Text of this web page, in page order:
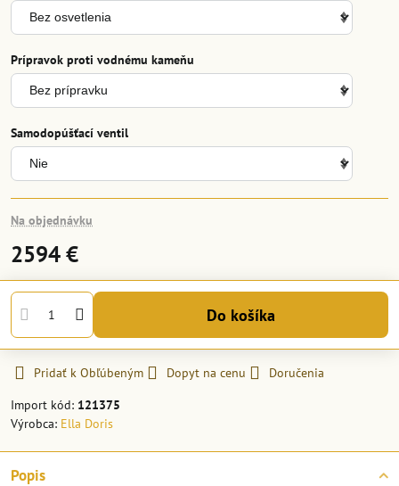
Prípravok proti vodnému kameňu
Samodopúšťací ventil
Na objednávku
2594 €
Do košíka
Pridať k Obľúbeným Dopyt na cenu
Doručenia
Import kód: 121375
Výrobca: Ella Doris
Popis